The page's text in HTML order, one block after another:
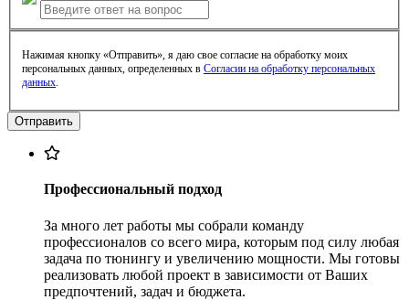
Нажимая кнопку «Отправить», я даю свое согласие на обработку моих
персональных данных, определенных в Согласии на обработку персональных
данных.
Профессиональный подход
За много лет работы мы собрали команду
профессионалов со всего мира, которым под силу любая
задача по тюнингу и увеличению мощности. Мы готовы
реализовать любой проект в зависимости от Ваших
предпочтений, задач и бюджета.